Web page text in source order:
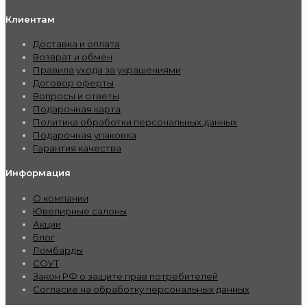
Клиентам
Доставка и оплата
Возврат и обмен
Правила ухода за украшениями
Договор оферты
Вопросы и ответы
Подарочная карта
Политика обработки персональных данных
Подарочная упаковка
Гарантия качества
Информация
О компании
Ювелирные салоны
Акции
Блог
Ломбарды
СОУТ
Закон РФ о защите прав потребителей
Согласие на обработку персональных данных